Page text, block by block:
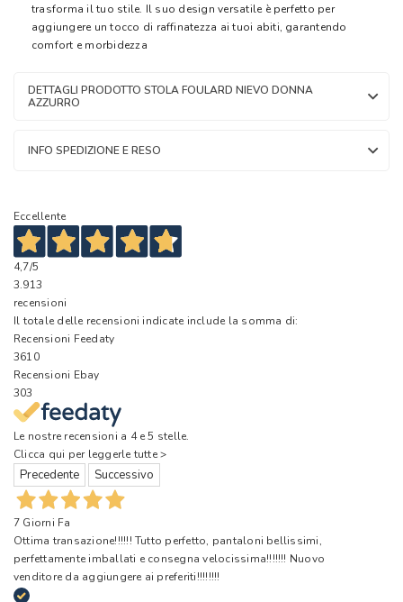
trasforma il tuo stile. Il suo design versatile è perfetto per
aggiungere un tocco di raffinatezza ai tuoi abiti, garantendo
comfort e morbidezza
DETTAGLI PRODOTTO STOLA FOULARD NIEVO DONNA
AZZURRO
INFO SPEDIZIONE E RESO
Eccellente
4,7/5
3.913
recensioni
Il totale delle recensioni indicate include la somma di:
Recensioni Feedaty
3610
Recensioni Ebay
303
Le nostre recensioni a 4 e 5 stelle.
Clicca qui per leggerle tutte >
Precedente Successivo
7 Giorni Fa
Ottima transazione!!!!!! Tutto perfetto, pantaloni bellissimi,
perfettamente imballati e consegna velocissima!!!!!!! Nuovo
venditore da aggiungere ai preferiti!!!!!!!!